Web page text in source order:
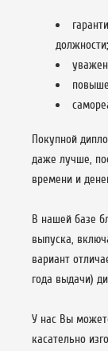
должности;
Покупной
даже лучше,
времени и
В нашей базе
выпуска,
вариант
года выдачи)
У нас Вы
касательно